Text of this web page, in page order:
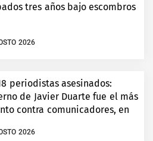
tres años bajo escombros
2026
periodistas asesinados:
de Javier Duarte fue el más
contra comunicadores, en
2026